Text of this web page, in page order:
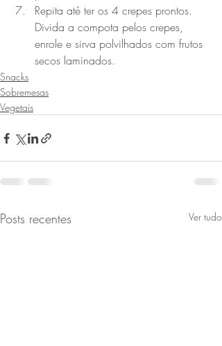
Repita até ter os 4 crepes prontos.
Divida a compota pelos crepes,
enrole e sirva polvilhados com frutos
secos laminados.
Snacks
Sobremesas
Vegetais
Posts recentes Ver tudo